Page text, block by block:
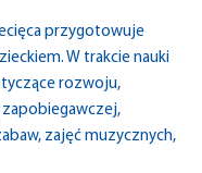
przygotowuje
W trakcie nauki
rozwoju,
zajęć muzycznych,